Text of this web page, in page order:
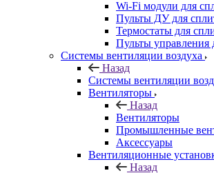
Wi-Fi модули для
Пульты ДУ для
Термостаты для
Пульты управления
Системы вентиляции воздуха
Назад
Системы вентиляции
Вентиляторы
Назад
Вентиляторы
Промышленные
Аксессуары
Вентиляционные
Назад